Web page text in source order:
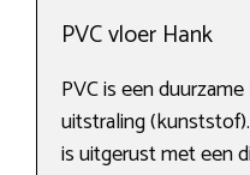
PVC vloer Hank
PVC is een
uitstraling
is uitgerust met een